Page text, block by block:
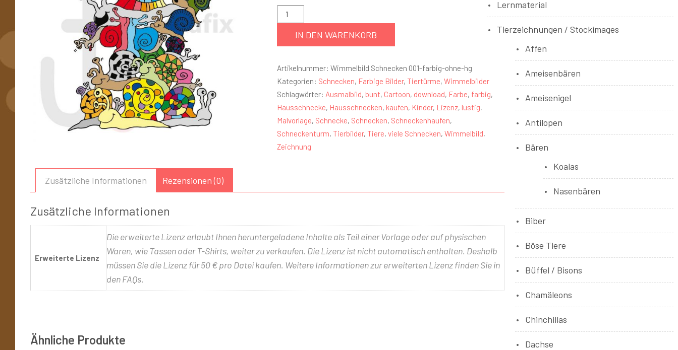
IN DEN WARENKORB
Artikelnummer: Wimmelbild Schnecken 001-farbig-ohne-hg
Kategorien: Schnecken, Farbige Bilder, Tiertürme, Wimmelbilder
Schlagwörter: Ausmalbild, bunt, Cartoon, download, Farbe, farbig,
Hausschnecke, Hausschnecken, kaufen, Kinder, Lizenz, lustig,
Malvorlage, Schnecke, Schnecken, Schneckenhaufen,
Schneckenturm, Tierbilder, Tiere, viele Schnecken, Wimmelbild,
Zeichnung
Zusätzliche Informationen Rezensionen (0)
Zusätzliche Informationen
Erweiterte Lizenz
Die erweiterte Lizenz erlaubt Ihnen heruntergeladene Inhalte als Teil einer Vorlage oder auf physischen
Waren, wie Tassen oder T-Shirts, weiter zu verkaufen. Die Lizenz ist nicht automatisch enthalten. Deshalb
müssen Sie die Lizenz für 50 € pro Datei kaufen. Weitere Informationen zur erweiterten Lizenz finden Sie in
den FAQs.
Ähnliche Produkte
Lernmaterial
Tierzeichnungen / Stockimages
Affen
Ameisenbären
Ameisenigel
Antilopen
Bären
Koalas
Nasenbären
Biber
Böse Tiere
Büffel / Bisons
Chamäleons
Chinchillas
Dachse